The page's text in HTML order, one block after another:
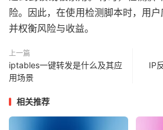
险。因此，在使用检测脚本时，用户
并权衡风险与收益。
上一篇
iptables一键转发是什么及其应
用场景
IP
相关推荐